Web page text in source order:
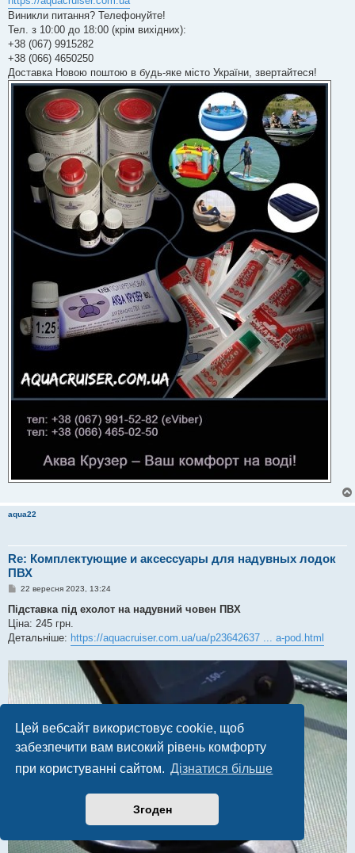
Цей вебсайт використовує cookie, щоб
забезпечити вам високий рівень комфорту
при користуванні сайтом. Дізнатися більше
Згоден
Виникли питання? Телефонуйте!
Тел. з 10:00 до 18:00 (крім вихідних):
+38 (067) 9915282
+38 (066) 4650250
Доставка Новою поштою в будь-яке місто України, звертайтеся!
aqua22
Re: Комплектующие и аксессуары для надувных лодок
ПВХ
П
в
і
д
о
22 вересня 2023, 13:24
Підставка під ехолот на надувний човен ПВХ
Ціна: 245 грн.
Детальніше: https://aquacruiser.com.ua/ua/p23642637 ... a-pod.html